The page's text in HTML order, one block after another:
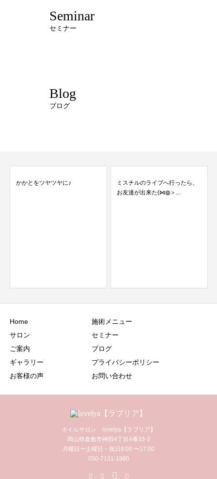
Seminar
セミナー
Blog
ブログ
かかとをツヤツヤに♪
ミスチルのライブへ行ったら、
お友達が出来た(⋈◍＞...
Home
サロン
ご案内
ギャラリー
お客様の声
施術メニュー
セミナー
ブログ
プライバシーポリシー
お問い合わせ
ネイルサロン lovelya【ラブリア】
岡山県倉敷市神田4丁目4番33-3
月曜日〜土曜日・祝日9:00 〜17:00
050-7131-1980